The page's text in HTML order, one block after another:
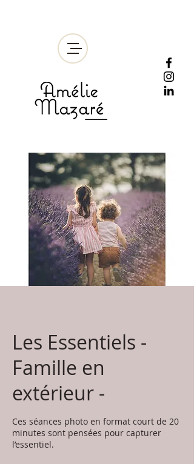
Les Essentiels -
Famille en
extérieur -
Ces séances photo en format court de 20
minutes sont pensées pour capturer
l’essentiel.